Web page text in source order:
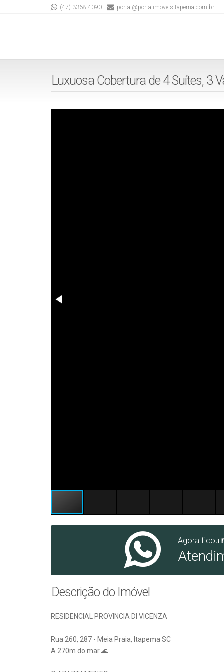
(47) 3368-4090 portal@portalimoveisitapema.com.br
Luxuosa Cobertura de 4 Suítes, 3
Agora ficou
Descrição do Imóvel
RESIDENCIAL PROVINCIA DI VICENZA
Rua 260, 287 - Meia Praia, Itapema SC
A 270m do mar 🌊